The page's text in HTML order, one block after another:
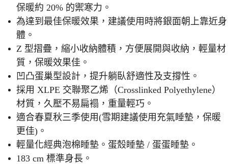
保暖約 20% 的禦寒力。
為達到最佳保暖效果，建議使用時將銀面朝上靠近身
體。
Z 型摺疊，縮小收納體積，方便展開與收納，輕量材
質，保暖效果佳。
凹凸蛋巢型設計，提升躺臥舒適性及支撐性。
採用 XLPE 交聯聚乙烯（Crosslinked Polyethylene）
材質，久壓不易扁褟，重量輕巧。
適合春夏秋三季使用(雪期建議使用充氣睡墊，保暖
更佳)。
輕量化經典泡棉睡墊。蛋殼睡墊 / 蛋蛋睡墊。
183 cm 標準身長。